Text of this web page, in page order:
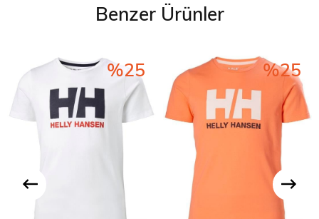
Benzer Ürünler
%25 %25